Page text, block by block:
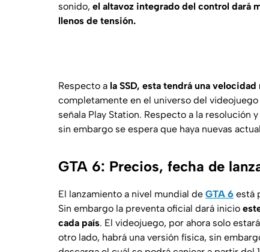
sonido, el altavoz integrado del control dará
llenos de tensión.
Respecto a la SSD, esta tendrá una
completamente en el universo del
señala Play Station. Respecto a la resolución
sin embargo se espera que haya nuevas
GTA 6: Precios, fecha de
El lanzamiento a nivel mundial de GTA 6 está
Sin embargo la preventa oficial dará inicio
cada país. El videojuego, por ahora solo
otro lado, habrá una versión física, sin